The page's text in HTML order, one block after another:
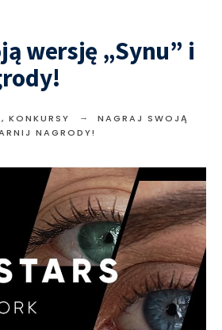
wersję „Synu” i
, KONKURSY
NAGRAJ SWOJĄ
NAGRODY!